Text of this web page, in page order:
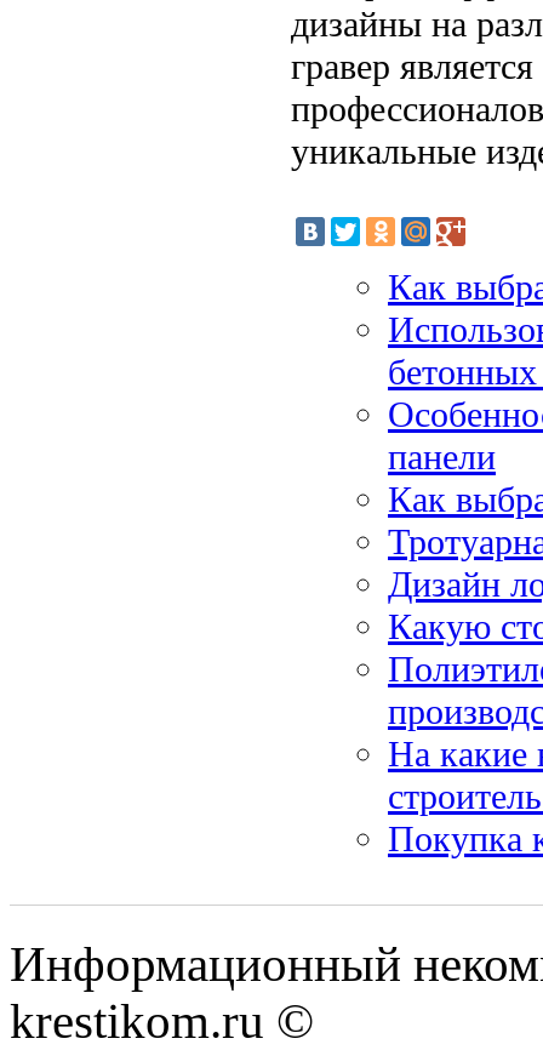
дизайны на
гравер
уникальные
Как
панели
Как
Дизайн
Какую
На какие
Покупка
Информационный
krestikom.ru ©